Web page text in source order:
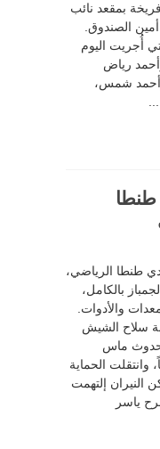
بمقعد نائب
الصندوق.
أُجريت اليوم
رياض
شمس،
طنطا
طنطا الرياضي،
بالكامل،
والأدوات.
سلاح الشيش
حدوث ماس
وانتقلت الحماية
النيران إلتهمت
ياسر